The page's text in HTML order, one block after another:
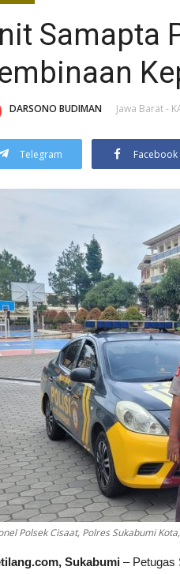
Samapta
DARSONO BUDIMAN Jawa Barat -
Telegram Facebook
Polsek Cisaat, Polres Sukabumi
Sukabumi – Petugas